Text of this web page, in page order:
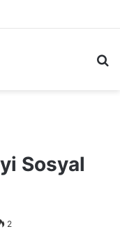
Sosyal
2